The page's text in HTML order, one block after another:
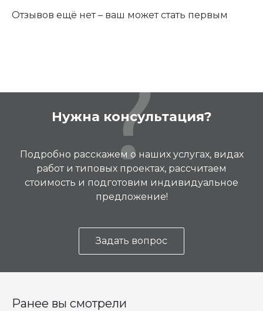
Отзывов ещё нет – ваш может стать первым
Нужна консультация?
Подробно расскажем о наших услугах, видах
работ и типовых проектах, рассчитаем
стоимость и подготовим индивидуальное
предложение!
Задать вопрос
Ранее вы смотрели